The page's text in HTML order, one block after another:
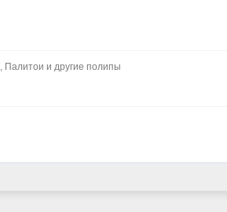
Палитои и другие полипы